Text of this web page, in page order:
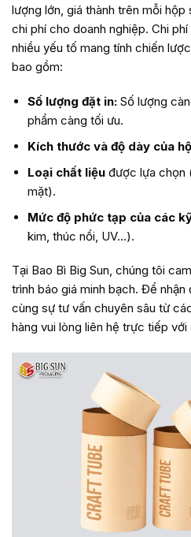
lượng lớn, giá thành trên mỗi
chi phí cho doanh nghiệp. Chi
nhiều yếu tố mang tính chiến
bao gồm:
Số lượng đặt in:Số lượng
phẩm càng tối ưu.
Kích thước và độ dày của
Loại chất liệuđược lựa chọn
mặt).
Mức độ phức tạp của các
kim, thúc nổi, UV…).
Tại Bao Bì Big Sun, chúng tôi
trình báo giá minh bạch. Để
cùng sự tư vấn chuyên sâu từ
hàng vui lòng liên hệ trực tiếp với